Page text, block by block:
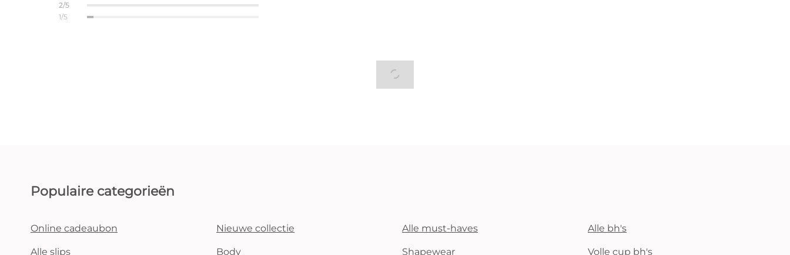
2/5
1/5
Populaire categorieën
Online cadeaubon Nieuwe collectie Alle must-haves Alle bh's
Alle slips Body Shapewear Volle cup bh's